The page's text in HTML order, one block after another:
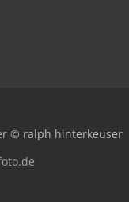
© ralph hinterkeuser